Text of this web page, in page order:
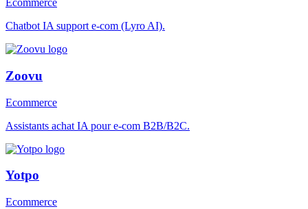
Ecommerce
Chatbot IA support e-com (Lyro AI).
Zoovu
Ecommerce
Assistants achat IA pour e-com B2B/B2C.
Yotpo
Ecommerce